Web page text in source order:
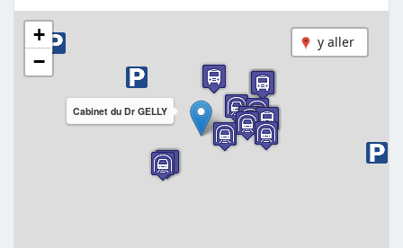
y aller
Cabinet du Dr GELLY
+
−